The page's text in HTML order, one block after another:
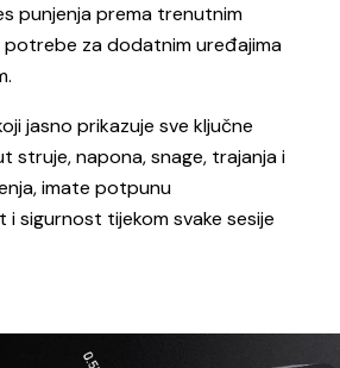
punjenja prema trenutnim
za dodatnim uređajima
jasno prikazuje sve ključne
struje, napona, snage, trajanja i
imate potpunu
sigurnost tijekom svake sesije